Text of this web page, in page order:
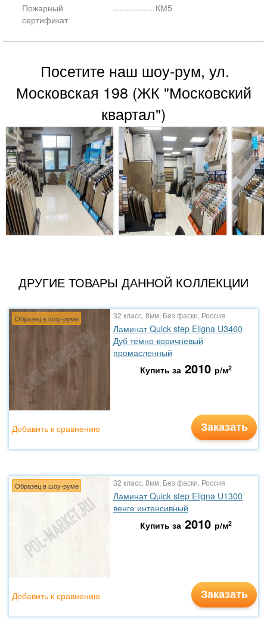
Пожарный
сертификат
КМ5
Посетите наш шоу-рум, ул.
Московская 198 (ЖК "Московский
квартал")
ДРУГИЕ ТОВАРЫ ДАННОЙ КОЛЛЕКЦИИ
Образец в шоу-руме 32 класс, 8мм, Без фаски, Россия
Ламинат Quick step Eligna U3460
Дуб темно-коричневый
промасленный
Купить за 2010 р/м2
Заказать
Добавить к сравнению
Образец в шоу-руме 32 класс, 8мм, Без фаски, Россия
Ламинат Quick step Eligna U1300
венге интенсивный
Купить за 2010 р/м2
Заказать
Добавить к сравнению